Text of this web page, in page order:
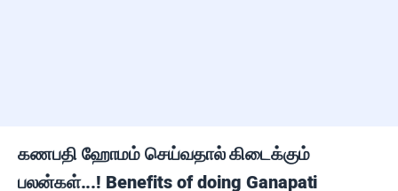
கணபதி ஹோமம் செய்வதால் கிடைக்கும்
பலன்கள்...! Benefits of doing Ganapati